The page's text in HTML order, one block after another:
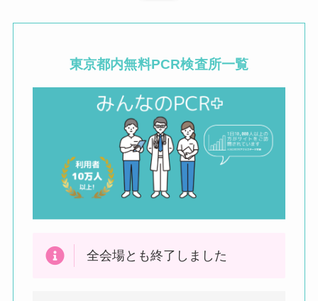
東京都内無料PCR検査所一覧
全会場とも終了しました